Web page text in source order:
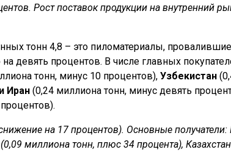
Рост поставок продукции на внутренний
тонн 4,8 – это пиломатериалы,
девять процентов. В числе главных
тонн, минус 10 процентов), Узбекистан
Иран (0,24 миллиона тонн, минус девять
на 17 процентов). Основные получатели:
миллиона тонн, плюс 34 процента),